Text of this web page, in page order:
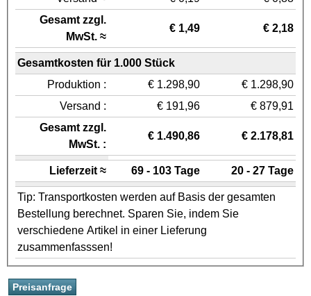
Gesamt zzgl.
MwSt. ≈
€ 1,49 € 2,18
Gesamtkosten für 1.000 Stück
Produktion :
€ 1.298,90
€ 1.298,90
Versand :
€ 191,96
€ 879,91
Gesamt zzgl.
MwSt. :
€ 1.490,86 € 2.178,81
Lieferzeit ≈ 69 - 103 Tage 20 - 27 Tage
Tip: Transportkosten werden auf Basis der gesamten
Bestellung berechnet. Sparen Sie, indem Sie
verschiedene Artikel in einer Lieferung
zusammenfasssen!